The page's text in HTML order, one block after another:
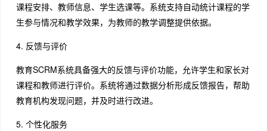
课程安排、教师信息、学生选课等。系统支持自动统计课程的学
生参与情况和教学效果，为教师的教学调整提供依据。
4. 反馈与评价
教育SCRM系统具备强大的反馈与评价功能，允许学生和家长对
课程和教师进行评价。系统将通过数据分析形成反馈报告，帮助
教育机构发现问题，并及时进行改进。
5. 个性化服务